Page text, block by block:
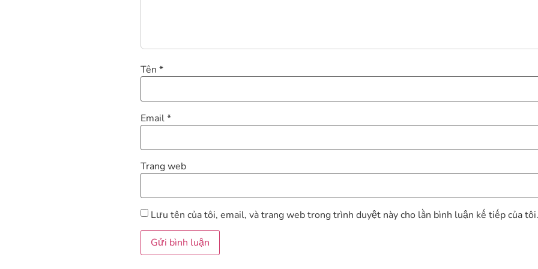
Tên *
Email*
Trang web
Lưu tên của tôi, email, và trang web trong trình duyệt này cho lần bình luận kế tiếp của tôi.